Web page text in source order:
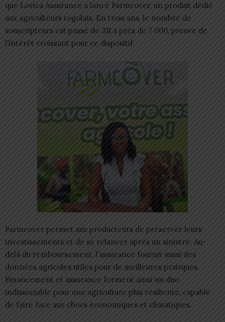
que Lorica Assurance a lancé Farmcover, un produit dédié
aux agriculteurs togolais. En trois ans, le nombre de
souscripteurs est passé de 311 à près de 7 000, preuve de
l’intérêt croissant pour ce dispositif.
Farmcover permet aux producteurs de préserver leurs
investissements et de se relancer après un sinistre. Au-
delà du remboursement, l’assurance fournit aussi des
données agricoles utiles pour de meilleures pratiques.
Financement et assurance forment ainsi un duo
indissociable pour une agriculture plus résiliente, capable
de faire face aux chocs économiques et climatiques.